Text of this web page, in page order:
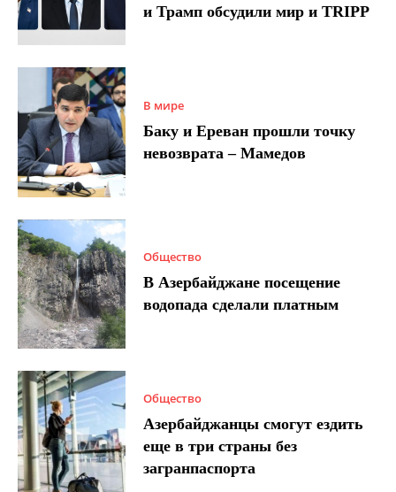
и Трамп обсудили мир и TRIPP
В мире
Баку и Ереван прошли точку
невозврата – Мамедов
Общество
В Азербайджане посещение
водопада сделали платным
Общество
Азербайджанцы смогут ездить
еще в три страны без
загранпаспорта